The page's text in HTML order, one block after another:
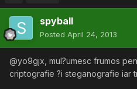
spyball
Posted April 24, 2013
@yo9gjx, mul?umesc frumos
criptografie ?i steganografie iar